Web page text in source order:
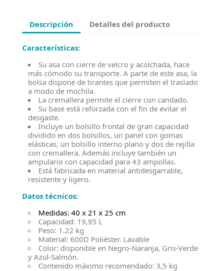
Descripción Detalles del producto
Características:
Su asa con cierre de velcro y acolchada, hace
más cómodo su transporte. A parte de este asa, la
bolsa dispone de tirantes que permiten el traslado
a modo de mochila.
La cremallera permite el cierre con candado.
Su base está reforzada con el fin de evitar el
desgaste.
Incluye un bolsillo frontal de gran capacidad
dividido en dos bolsillos, un panel con gomas
elásticas, un bolsillo interno plano y dos de rejilla
con cremallera. Además incluye también un
ampulario con capacidad para 43 ampollas.
Está fabricada en material antidesgarrable,
resistente y ligero.
Datos técnicos:
Medidas: 40 x 21 x 25 cm
Capacidad: 19,95 L
Peso: 1.22 kg
Material: 600D Poliéster. Lavable
Color: disponible en Negro-Naranja, Gris-Verde
y Azul-Salmón.
Contenido máximo recomendado: 3,5 kg